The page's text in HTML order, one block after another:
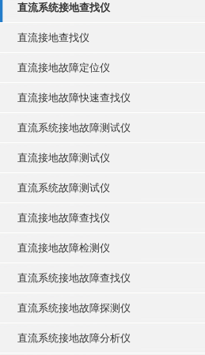
直流系统接地查找仪
直流接地查找仪
直流接地故障定位仪
直流接地故障快速查找仪
直流系统接地故障测试仪
直流接地故障测试仪
直流系统故障测试仪
直流接地故障查找仪
直流接地故障检测仪
直流系统接地故障查找仪
直流系统接地故障探测仪
直流系统接地故障分析仪